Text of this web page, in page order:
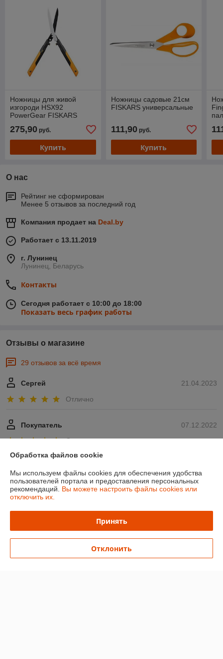
Ножницы для живой
изгороди HSX92
PowerGear FISKARS
275,90 руб.
Купить
Ножницы садовые 21см
FISKARS универсальные
111,90руб.
Купить
О нас
Рейтинг не сформирован
Менее 5 отзывов за последний год
Компания продает на Deal.by
Работает с 13.11.2019
г. Лунинец
Лунинец, Беларусь
Контакты
Сегодня работает с 10:00 до 18:00
Показать весь график работы
Отзывы о магазине
29 отзывов за всё время
21.04.2023
Сергей
Отлично
07.12.2022
Покупатель
Отлично
Показать все отзывы
О нас
Доставка и оплата
Обработка файлов cookie
Мы используем файлы cookies для обеспечения удобства
пользователей портала и предоставления персональных
рекомендаций. Вы можете настроить файлы cookies или
отключить их.
Принять
Отклонить